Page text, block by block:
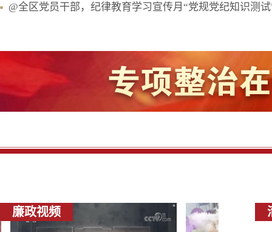
@全区党员干部，纪律教育学习宣传月“党规党纪知识测
廉政视频